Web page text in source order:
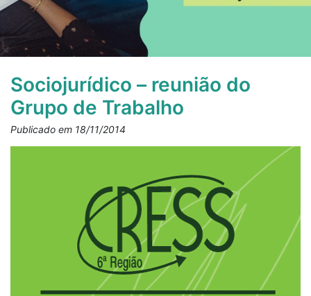
Sociojurídico – reunião do
Grupo de Trabalho
Publicado em 18/11/2014